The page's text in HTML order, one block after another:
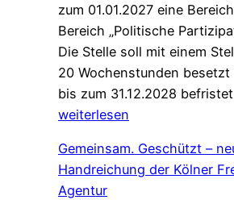
zum 01.01.2027 eine
Bereich „Politische
Die Stelle soll mit einem
20 Wochenstunden
bis zum 31.12.2028
weiterlesen
Gemeinsam. Geschützt –
Handreichung der Kölner
Agentur